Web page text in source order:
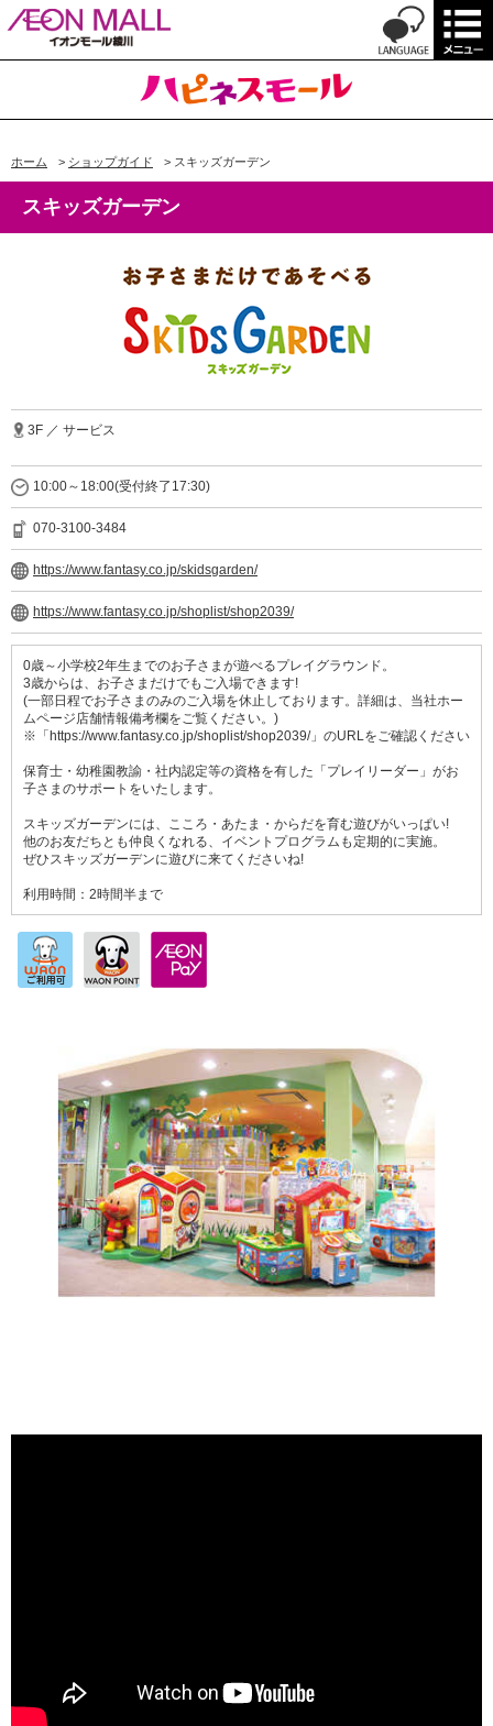
ホーム > ショップガイド > スキッズガーデン
スキッズガーデン
3F ／ サービス
10:00～18:00(受付終了17:30)
070-3100-3484
https://www.fantasy.co.jp/skidsgarden/
https://www.fantasy.co.jp/shoplist/shop2039/
0歳～小学校2年生までのお子さまが遊べるプレイグラウンド。
3歳からは、お子さまだけでもご入場できます!
(一部日程でお子さまのみのご入場を休止しております。詳細は、当社ホー
ムページ店舗情報備考欄をご覧ください。)
※「 https://www.fantasy.co.jp/shoplist/shop2039/」のURLをご確認ください
保育士・幼稚園教諭・社内認定等の資格を有した「プレイリーダー」がお
子さまのサポートをいたします。
スキッズガーデンには、こころ・あたま・からだを育む遊びがいっぱい!
他のお友だちとも仲良くなれる、イベントプログラムも定期的に実施。
ぜひスキッズガーデンに遊びに来てくださいね!
利用時間：2時間半まで